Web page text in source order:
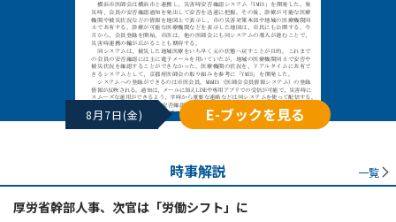
8月7日(金) E-ブックを見る
時事解説 一覧
厚労省幹部人事、次官は「労働シフト」に